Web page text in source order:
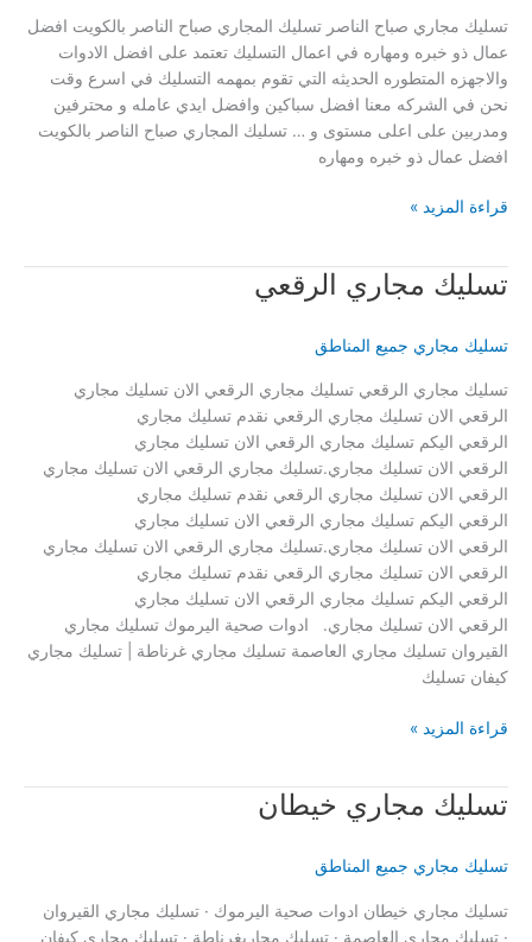
تسليك مجاري صباح الناصر تسليك المجاري صباح الناصر بالكويت افضل
عمال ذو خبره ومهاره في اعمال التسليك تعتمد على افضل الادوات
والاجهزه المتطوره الحديثه التي تقوم بمهمه التسليك في اسرع وقت
نحن في الشركه معنا افضل سباكين وافضل ايدي عامله و محترفين
ومدربين على اعلى مستوى و … تسليك المجاري صباح الناصر بالكويت
افضل عمال ذو خبره ومهاره
تسليك
الناصر
قراءة المزيد »
تسليك مجاري الرقعي
تسليك مجاري جميع المناطق
تسليك مجاري الرقعي تسليك مجاري الرقعي الان تسليك مجاري
الرقعي الان تسليك مجاري الرقعي نقدم تسليك مجاري
الرقعي اليكم تسليك مجاري الرقعي الان تسليك مجاري
الرقعي الان تسليك مجاري.تسليك مجاري الرقعي الان تسليك مجاري
الرقعي الان تسليك مجاري الرقعي نقدم تسليك مجاري
الرقعي اليكم تسليك مجاري الرقعي الان تسليك مجاري
الرقعي الان تسليك مجاري.تسليك مجاري الرقعي الان تسليك مجاري
الرقعي الان تسليك مجاري الرقعي نقدم تسليك مجاري
الرقعي اليكم تسليك مجاري الرقعي الان تسليك مجاري
الرقعي الان تسليك مجاري. ادوات صحية اليرموك تسليك مجاري
القيروان تسليك مجاري العاصمة تسليك مجاري غرناطة | تسليك مجاري
كيفان تسليك
تسليك
قراءة المزيد »
تسليك مجاري خيطان
تسليك مجاري جميع المناطق
تسليك مجاري خيطان ادوات صحية اليرموك · تسليك مجاري القيروان
· تسليك مجاري العاصمة · تسليك مجاريغرناطة · تسليك مجاري كيفان